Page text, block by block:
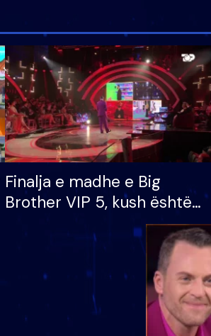
Finalja e madhe e Big
Brother VIP 5, kush është
banori i parë që lë shtëpinë
dhe humb mundësinë për
të fituar çmimin e madh